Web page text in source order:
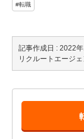
#転職
記事作成日 : 2022
リクルートエージ